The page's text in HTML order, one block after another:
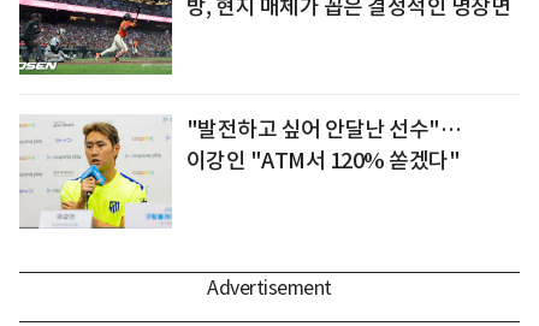
방, 현지 매체가 꼽은 결정적인 명장면
"발전하고 싶어 안달난 선수"…
이강인 "ATM서 120% 쏟겠다"